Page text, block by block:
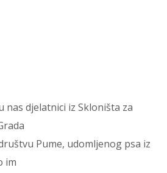
nas djelatnici iz Skloništa za
Pume, udomljenog psa iz
im